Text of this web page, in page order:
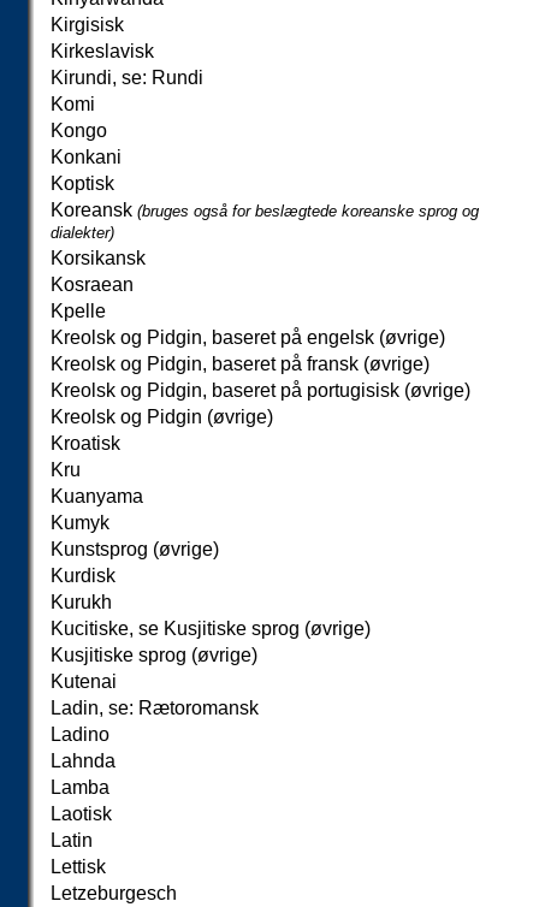
Kirgisisk
Kirkeslavisk
Kirundi, se: Rundi
Komi
Kongo
Konkani
Koptisk
Koreansk (bruges også for beslægtede koreanske sprog og
dialekter)
Korsikansk
Kosraean
Kpelle
Kreolsk og Pidgin, baseret på engelsk (øvrige)
Kreolsk og Pidgin, baseret på fransk (øvrige)
Kreolsk og Pidgin, baseret på portugisisk (øvrige)
Kreolsk og Pidgin (øvrige)
Kroatisk
Kru
Kuanyama
Kumyk
Kunstsprog (øvrige)
Kurdisk
Kurukh
Kucitiske, se Kusjitiske sprog (øvrige)
Kusjitiske sprog (øvrige)
Kutenai
Ladin, se: Rætoromansk
Ladino
Lahnda
Lamba
Laotisk
Latin
Lettisk
Letzeburgesch